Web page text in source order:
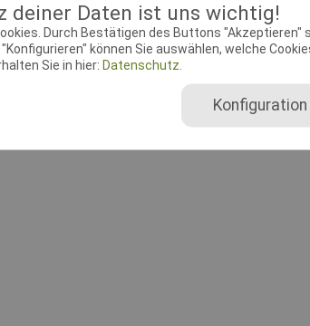
deiner Daten ist uns wichtig!
Durch Bestätigen des Buttons "Akzeptieren"
können Sie auswählen, welche
Sie in hier: Datenschutz.
Konfiguration
Dokumente
03.04.2018 00:00:00
Vesterågade 60, 5672 Broby Rassen: